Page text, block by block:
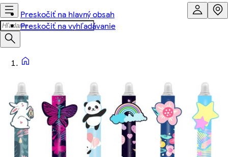
Preskočiť na hlavný obsah
Preskočiť na vyhľadávanie